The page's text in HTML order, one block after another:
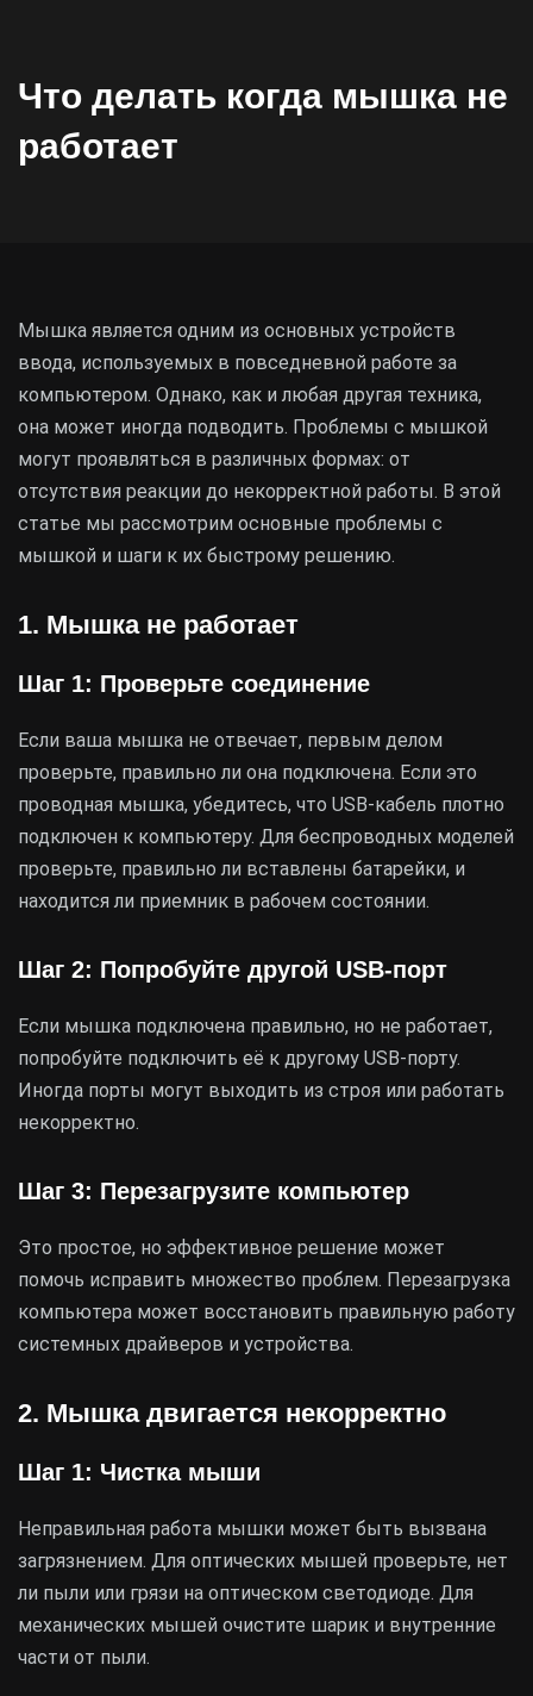
Что делать когда мышка не
работает
Мышка является одним из основных устройств
ввода, используемых в повседневной работе за
компьютером. Однако, как и любая другая техника,
она может иногда подводить. Проблемы с мышкой
могут проявляться в различных формах: от
отсутствия реакции до некорректной работы. В этой
статье мы рассмотрим основные проблемы с
мышкой и шаги к их быстрому решению.
1. Мышка не работает
Шаг 1: Проверьте соединение
Если ваша мышка не отвечает, первым делом
проверьте, правильно ли она подключена. Если это
проводная мышка, убедитесь, что USB-кабель плотно
подключен к компьютеру. Для беспроводных моделей
проверьте, правильно ли вставлены батарейки, и
находится ли приемник в рабочем состоянии.
Шаг 2: Попробуйте другой USB-порт
Если мышка подключена правильно, но не работает,
попробуйте подключить её к другому USB-порту.
Иногда порты могут выходить из строя или работать
некорректно.
Шаг 3: Перезагрузите компьютер
Это простое, но эффективное решение может
помочь исправить множество проблем. Перезагрузка
компьютера может восстановить правильную работу
системных драйверов и устройства.
2. Мышка двигается некорректно
Шаг 1: Чистка мыши
Неправильная работа мышки может быть вызвана
загрязнением. Для оптических мышей проверьте, нет
ли пыли или грязи на оптическом светодиоде. Для
механических мышей очистите шарик и внутренние
части от пыли.